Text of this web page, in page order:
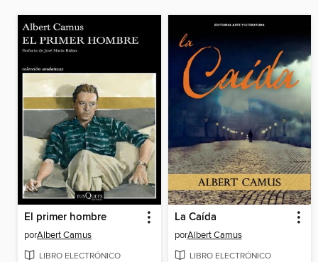
El primer hombre
porAlbert Camus
LIBRO ELECTRÓNICO
La Caída
porAlbert Camus
LIBRO ELECTRÓNICO